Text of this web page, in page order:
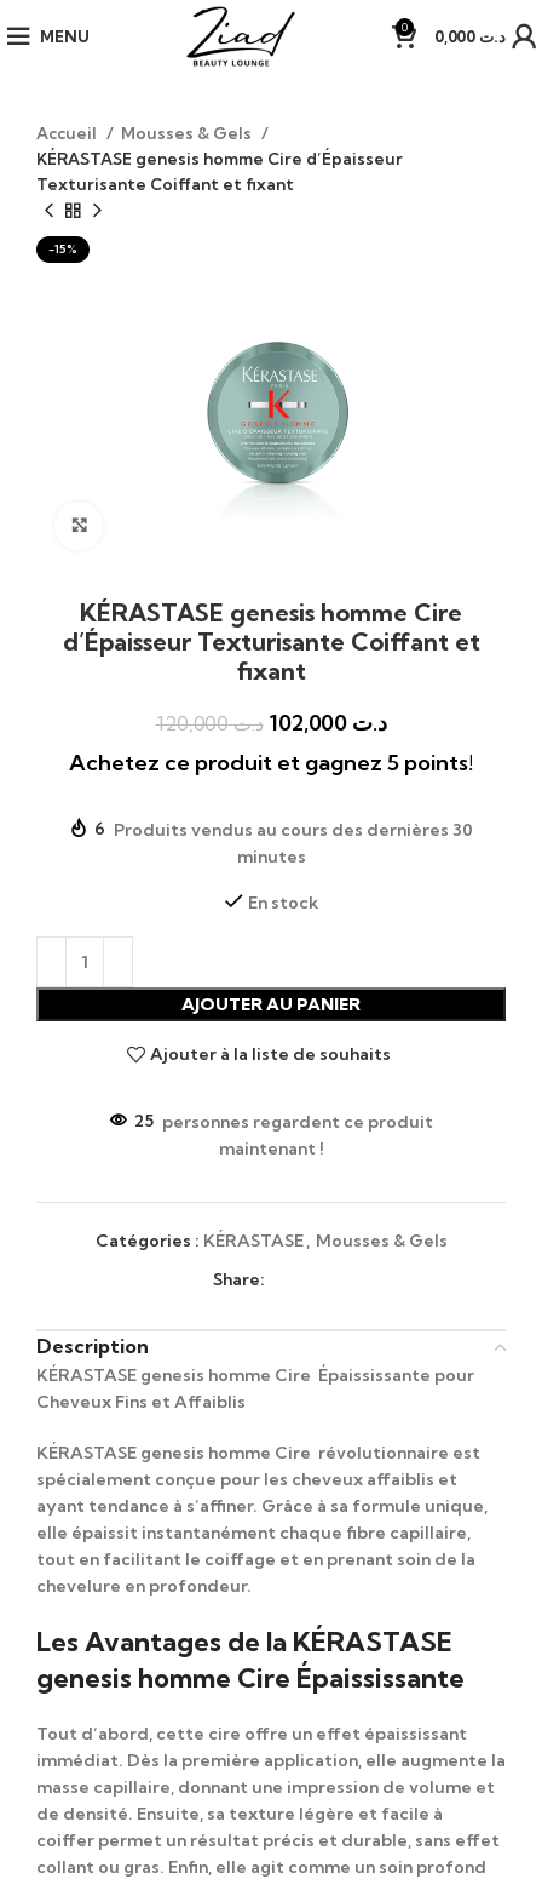
MENU 0 د.ت
Accueil
Mousses & Gels
KÉRASTASE genesis homme Cire d’Épaisseur
Texturisante Coiffant et fixant
-15%
KÉRASTASE genesis homme Cire
d’Épaisseur Texturisante Coiffant et
fixant
د.ت120,000 د.ت 102,000
Achetez ce produit et gagnez 5 points!
6 Produits vendus au cours des dernières 30
minutes
En stock
AJOUTER AU PANIER
Ajouter à la liste de souhaits
25 personnes regardent ce produit
maintenant !
Catégories : KÉRASTASE
Mousses & Gels
Share:
Description
KÉRASTASE genesis homme Cire Épaississante pour
Cheveux Fins et Affaiblis
KÉRASTASE genesis homme Cire révolutionnaire est
spécialement conçue pour les cheveux affaiblis et
ayant tendance à s’affiner. Grâce à sa formule unique,
elle épaissit instantanément chaque fibre capillaire,
tout en facilitant le coiffage et en prenant soin de la
chevelure en profondeur.
Les Avantages de la KÉRASTASE
genesis homme Cire Épaississante
Tout d’abord, cette cire offre un effet épaississant
immédiat. Dès la première application, elle augmente la
masse capillaire, donnant une impression de volume et
de densité. Ensuite, sa texture légère et facile à
coiffer permet un résultat précis et durable, sans effet
collant ou gras. Enfin, elle agit comme un soin profond